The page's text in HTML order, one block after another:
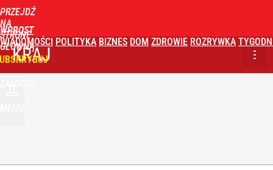
PRZEJDŹ
NA
STRONĘ
GŁÓWNĄ
WPROST
WIADOMOŚCI POLITYKA BIZNES DOM ZDROWIE ROZRYWKA
KRAJ